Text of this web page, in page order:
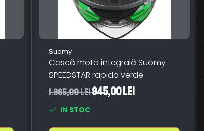
Suomy
Cască moto integrală Suomy
SPEEDSTAR rapido verde
1.995,00 Lei945,00 Lei
IN STOC